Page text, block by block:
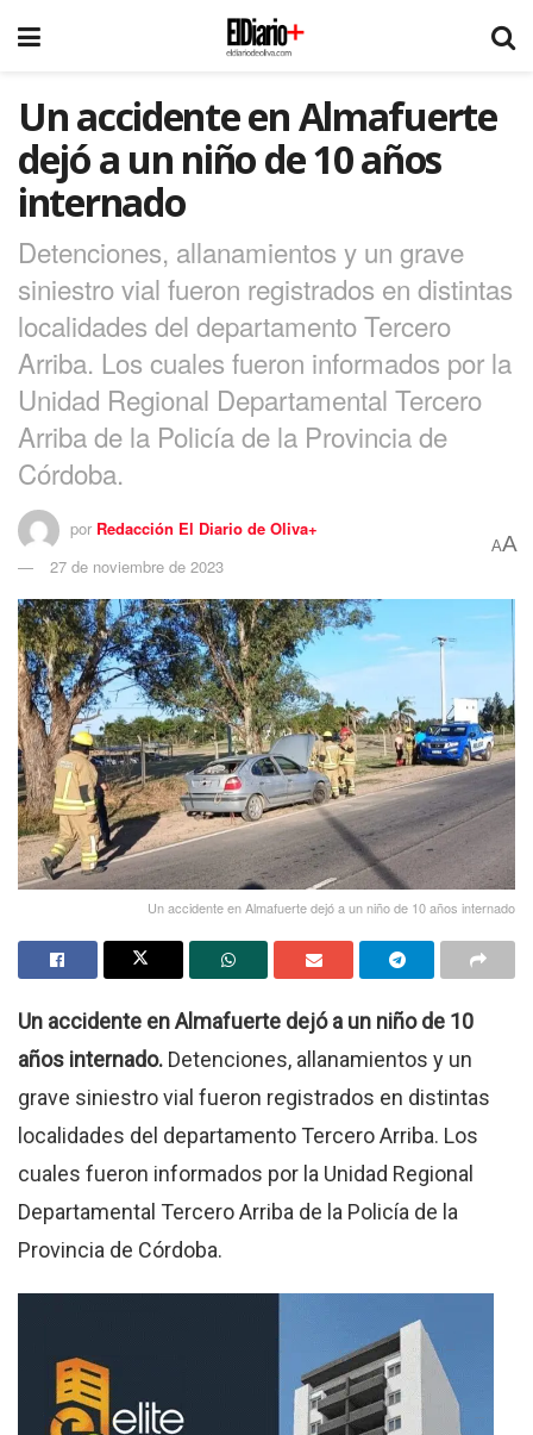
Un accidente en Almafuerte
dejó a un niño de 10 años
internado
Detenciones, allanamientos y un grave
siniestro vial fueron registrados en distintas
localidades del departamento Tercero
Arriba. Los cuales fueron informados por la
Unidad Regional Departamental Tercero
Arriba de la Policía de la Provincia de
Córdoba.
por Redacción El Diario de Oliva+
27 de noviembre de 2023
AA
Un accidente en Almafuerte dejó a un niño de 10 años internado
Un accidente en Almafuerte dejó a un niño de 10
años internado. Detenciones, allanamientos y un
grave siniestro vial fueron registrados en distintas
localidades del departamento Tercero Arriba. Los
cuales fueron informados por la Unidad Regional
Departamental Tercero Arriba de la Policía de la
Provincia de Córdoba.